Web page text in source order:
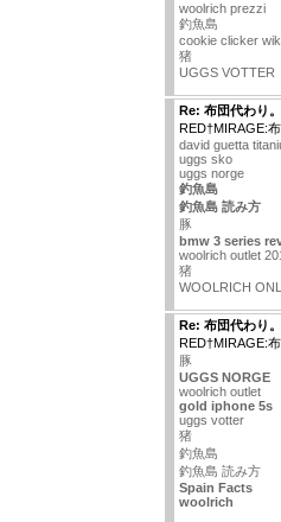
woolrich prezzi
釣魚島
cookie clicker
猪
UGGS VOTTER
Re: 布団代わり。
RED†MIRAGE:
david guetta
uggs sko
uggs norge
釣魚島
釣魚島 読み方
豚
bmw 3 series
woolrich outlet
猪
WOOLRICH
Re: 布団代わり。
RED†MIRAGE:
豚
UGGS NORGE
woolrich outlet
gold iphone 5s
uggs votter
猪
釣魚島
釣魚島 読み方
Spain Facts
woolrich